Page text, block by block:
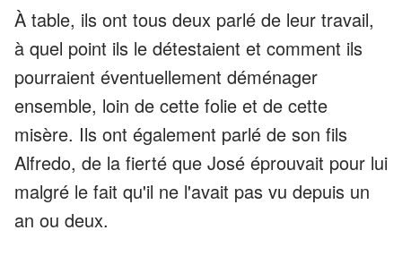
À table, ils ont tous deux parlé de leur travail,
à quel point ils le détestaient et comment ils
pourraient éventuellement déménager
ensemble, loin de cette folie et de cette
misère. Ils ont également parlé de son fils
Alfredo, de la fierté que José éprouvait pour lui
malgré le fait qu'il ne l'avait pas vu depuis un
an ou deux.